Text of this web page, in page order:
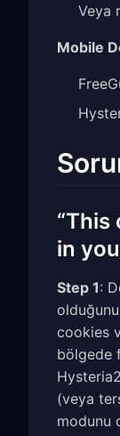
Veya
Mobile
“This
in
Step 1:
cookies
bölgede
(veya
modunu